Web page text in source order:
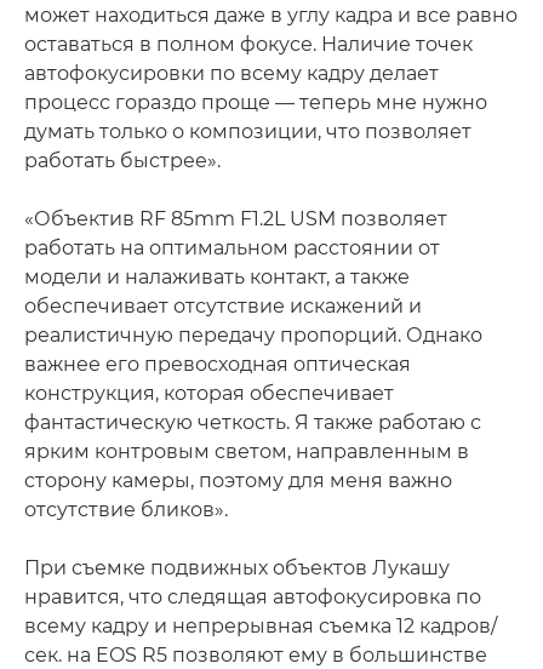
может находиться даже в углу кадра и все равно
оставаться в полном фокусе. Наличие точек
автофокусировки по всему кадру делает
процесс гораздо проще — теперь мне нужно
думать только о композиции, что позволяет
работать быстрее».
«Объектив RF 85mm F1.2L USM позволяет
работать на оптимальном расстоянии от
модели и налаживать контакт, а также
обеспечивает отсутствие искажений и
реалистичную передачу пропорций. Однако
важнее его превосходная оптическая
конструкция, которая обеспечивает
фантастическую четкость. Я также работаю с
ярким контровым светом, направленным в
сторону камеры, поэтому для меня важно
отсутствие бликов».
При съемке подвижных объектов Лукашу
нравится, что следящая автофокусировка по
всему кадру и непрерывная съемка 12 кадров/
сек. на EOS R5 позволяют ему в большинстве